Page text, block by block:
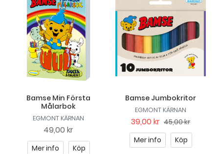
Bamse Min Första
Målarbok
EGMONT KÄRNAN
49,00 kr
Mer info Köp
Bamse Jumbokritor
EGMONT KÄRNAN
39,00 kr 45,00 kr
Mer info
Köp